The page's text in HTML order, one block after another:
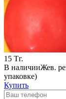
15 Тг.
В наличииЖев.
упаковке)
Купить